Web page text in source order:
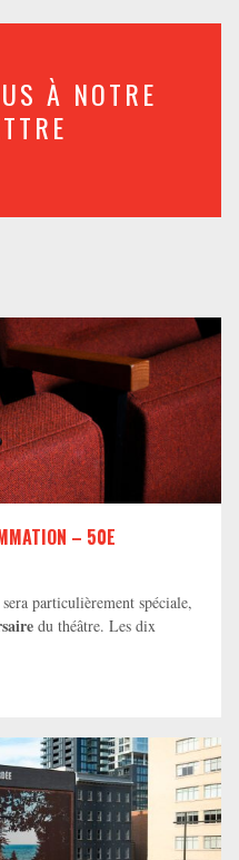
À NOTRE
– 50E
particulièrement spéciale,
du théâtre. Les dix